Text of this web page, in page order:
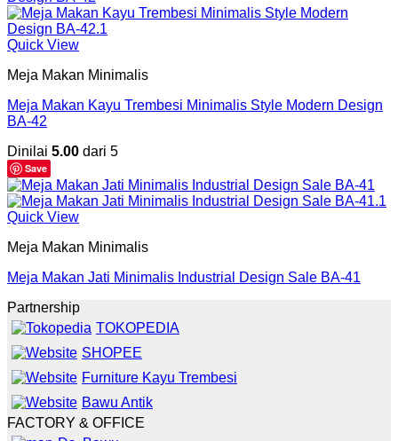
Quick View
Meja Makan Minimalis
Meja Makan Kayu Trembesi Minimalis Style Modern Design
BA-42
Dinilai 5.00 dari 5
Save
Quick View
Meja Makan Minimalis
Meja Makan Jati Minimalis Industrial Design Sale BA-41
Partnership
TOKOPEDIA
SHOPEE
Furniture Kayu Trembesi
Bawu Antik
FACTORY & OFFICE